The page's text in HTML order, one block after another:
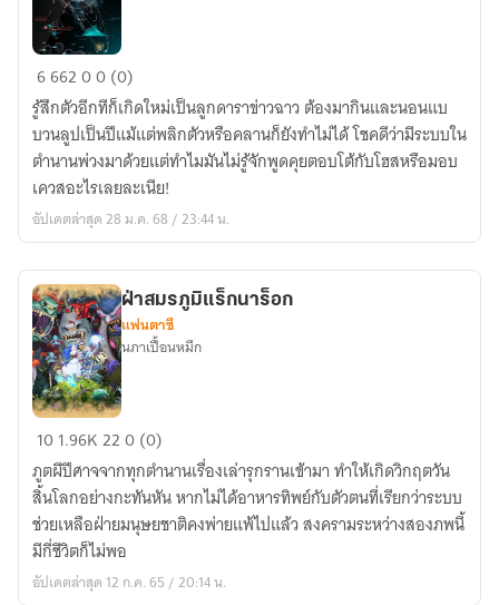
อัจฉริยะ
ขั้น
สุด
ยอด
666200 (0)
รู้สึกตัวอีกทีก็เกิดใหม่เป็นลูกดาราข่าวฉาว ต้องมากินและนอนแบ
บวนลูปเป็นปีแม้แต่พลิกตัวหรือคลานก็ยังทำไม่ได้ โชคดีว่ามีระบบใน
ตำนานพ่วงมาด้วยแต่ทำไมมันไม่รู้จักพูดคุยตอบโต้กับโฮสหรือมอบ
เควสอะไรเลยละเนีย!
อัปเดตล่าสุด 28 ม.ค. 68 / 23:44 น.
ฝ่า
สมร
ภู
มิ
แร็
กนาร็
อก
ฝ่าสมรภูมิแร็กนาร็อก
แฟนตาซี
นภาเปื้อนหมึก
101.96K220 (0)
ภูตผีปีศาจจากทุกตำนานเรื่องเล่ารุกรานเข้ามา ทำให้เกิดวิกฤตวัน
สิ้นโลกอย่างกะทันหัน หากไม่ได้อาหารทิพย์กับตัวตนที่เรียกว่าระบบ
ช่วยเหลือฝ่ายมนุษยชาติคงพ่ายแพ้ไปแล้ว สงครามระหว่างสองภพนี้
มีกี่ชีวิตก็ไม่พอ
อัปเดตล่าสุด 12 ก.ค. 65 / 20:14 น.